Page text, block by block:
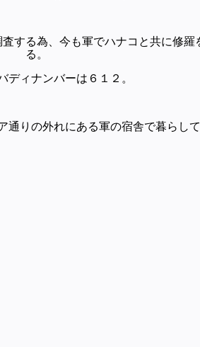
する為、今も軍でハナコと共に修羅
る。
ディナンバーは６１２。
通りの外れにある軍の宿舎で暮らして